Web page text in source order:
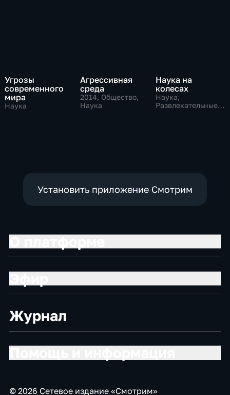
Угрозы
современного
мира
Наука
Агрессивная
среда
2014, Общество,
Наука
Наука на
колесах
Наука,
Развлекательные,
Установить приложение Смотрим
Журнал
© 2026 Сетевое издание «Смотрим»